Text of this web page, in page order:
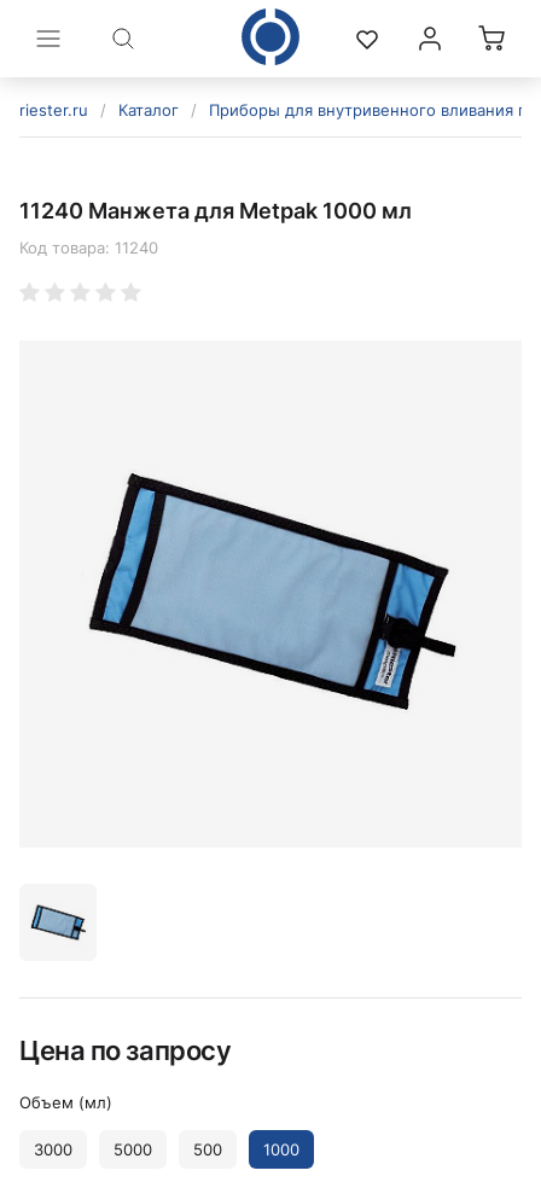
riester.ru / Каталог / Приборы для внутривенного вливания
11240 Манжета для Metpak 1000 мл
Код товара: 11240
Цена по запросу
Объем (мл)
3000 5000 500 1000